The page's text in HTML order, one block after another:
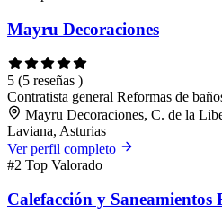
Mayru Decoraciones
5 (5 reseñas )
Contratista general Reformas de
Mayru Decoraciones, C. de la
Laviana, Asturias
Ver perfil completo
#2 Top Valorado
Calefacción y Saneamientos